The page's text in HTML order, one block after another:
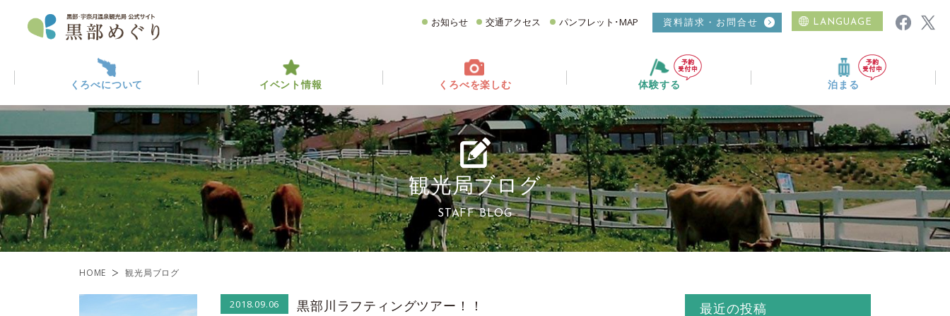
お知らせ 交通アクセス パンフレット･MAP 資料請求・お問合せ LANGUAGE
くろべについて
くろべについて
ABOUT KUROBE
黒部ってどんなとこ？ フォトギャラリー ムービーギャラリー
イベント情報
イベント情報
EVENT INFO
最新イベント情報 イベントカレンダー ニュース
くろべを楽しむ
くろべを楽しむ
ENJOY KUROBE
観光・グルメ
黒部のみどころ
一覧
CATEGORY
観る・遊ぶ 食べる 買う・お土産
温泉
宿泊施設
イチオシ商品
おすすめコース
日帰り入浴
体験する 泊まる
観光局ブログ
STAFF BLOG
HOME 観光局ブログ
2018.09.06 黒部川ラフティングツアー！！ 最近の投稿